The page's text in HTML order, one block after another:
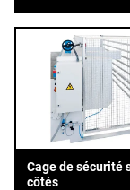
Cage de sécurité
côtés